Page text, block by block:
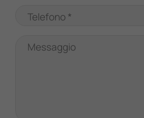
Telefono *
Messaggio